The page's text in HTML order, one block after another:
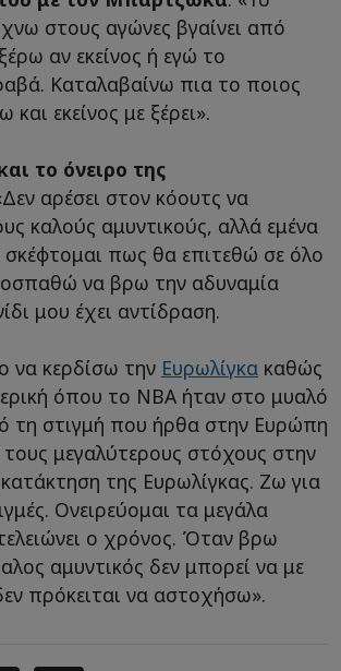
στους αγώνες βγαίνει από
αν εκείνος ή εγώ το
Καταλαβαίνω πια το ποιος
και εκείνος με ξέρει».
το όνειρο της
αρέσει στον κόουτς να
καλούς αμυντικούς, αλλά εμένα
σκέφτομαι πως θα επιτεθώ σε όλο
να βρω την αδυναμία
μου έχει αντίδραση.
να κερδίσω την Ευρωλίγκα καθώς
όπου το ΝΒΑ ήταν στο μυαλό
στιγμή που ήρθα στην Ευρώπη
τους μεγαλύτερους στόχους στην
της Ευρωλίγκας. Ζω για
Ονειρεύομαι τα μεγάλα
ο χρόνος. Όταν βρω
αμυντικός δεν μπορεί να με
πρόκειται να αστοχήσω».